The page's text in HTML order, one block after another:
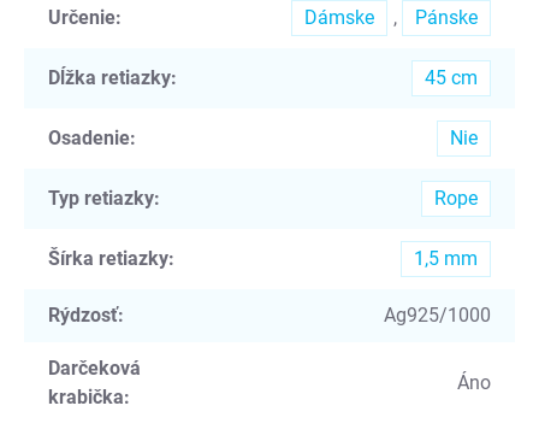
Určenie: Dámske , Pánske
Dĺžka retiazky: 45 cm
Osadenie: Nie
Typ retiazky: Rope
Šírka retiazky: 1,5 mm
Rýdzosť: Ag925/1000
Darčeková
krabička:
Áno